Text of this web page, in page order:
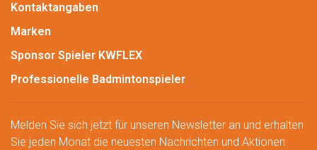
Kontaktangaben
Marken
Sponsor Spieler KWFLEX
Professionelle Badmintonspieler
Melden Sie sich jetzt für unseren Newsletter an und erhalten
Sie jeden Monat die neuesten Nachrichten und Aktionen.